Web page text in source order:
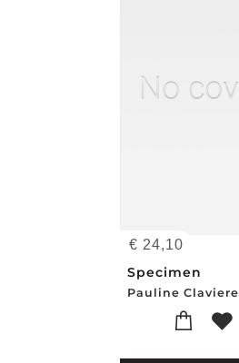
€ 24,10
Specimen
Pauline Claviere